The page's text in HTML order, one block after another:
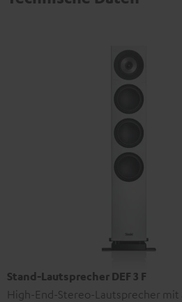
Stand-Lautsprecher DEF 3 F
High-End-Stereo-Lautsprecher